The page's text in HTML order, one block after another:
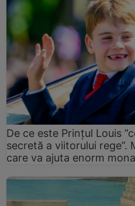
De ce este Prințul Louis
secretă a viitorului rege”.
care va ajuta enorm